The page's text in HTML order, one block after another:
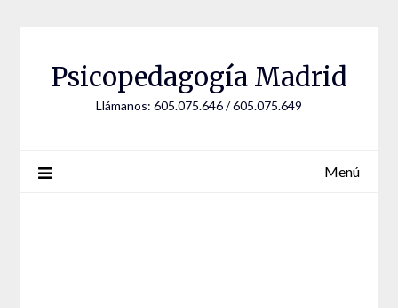
Psicopedagogía Madrid
Llámanos: 605.075.646 / 605.075.649
Menú